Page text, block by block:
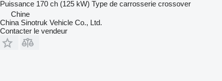
Puissance 170 ch (125 kW) Type de carrosserie crossover
Chine
China Sinotruk Vehicle Co., Ltd.
Contacter le vendeur